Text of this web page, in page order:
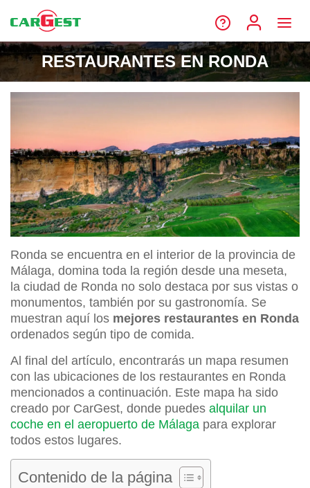
RESTAURANTES EN RONDA
Ronda se encuentra en el interior de la provincia de
Málaga, domina toda la región desde una meseta,
la ciudad de Ronda no solo destaca por sus vistas o
monumentos, también por su gastronomía. Se
muestran aquí los mejores restaurantes en Ronda
ordenados según tipo de comida.
Al final del artículo, encontrarás un mapa resumen
con las ubicaciones de los restaurantes en Ronda
mencionados a continuación. Este mapa ha sido
creado por CarGest, donde puedes alquilar un
coche en el aeropuerto de Málaga para explorar
todos estos lugares.
Contenido de la página